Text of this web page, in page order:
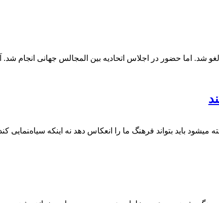
مجلس سفرهای کشوری و بین‌المللی است که به خاطر جنگ 12 روزه لغو شد. اما حضور در اجلاس
میشود باید بتواند فرهنگ ما را انعکاس دهد نه اینکه